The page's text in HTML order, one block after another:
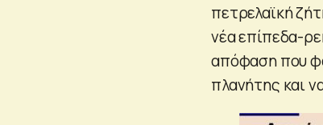
πετρελαϊκή
νέα επίπεδα-
απόφαση που
πλανήτης και